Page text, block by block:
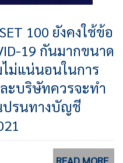
100 ยังคงใช้ข้อ
19 กันมากขนาด
ม่แน่นอนในการ
ะบริษัทควรจะทำ
ปรนทางบัญชี